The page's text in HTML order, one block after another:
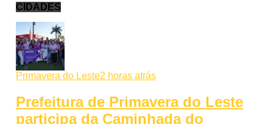
CIDADES
Primavera do Leste2 horas atrás
Prefeitura de Primavera do Leste
participa da Caminhada do